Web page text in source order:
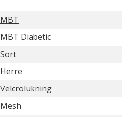
MBT
MBT Diabetic
Sort
Herre
Velcrolukning
Mesh